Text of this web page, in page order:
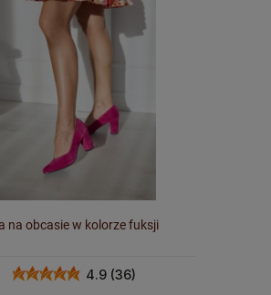
na obcasie w kolorze fuksji
4.9 (36)